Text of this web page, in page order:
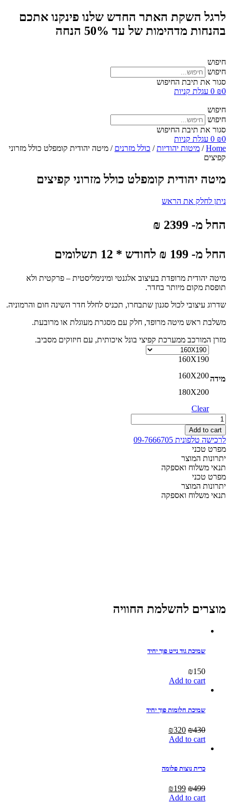
לרגל השקת האתר החדש שלנו פינקנו אתכם
בהנחות מדהימות של עד 50% הנחה
חיפוש
חיפוש
סגור את תיבת החיפוש
₪0
0 עגלת קניות
חיפוש
חיפוש
סגור את תיבת החיפוש
₪0
0 עגלת קניות
Home
/ מיטות יהודיות/ כולל מזרנים / מיטה יהודית קומפלט כולל מזרוני
קפיצים
מיטה יהודית קומפלט כולל מזרוני קפיצים
ניתן לחלק את הראש
החל מ- 2399 ₪
החל מ- 199 ₪ לחודש * 12 תשלומים
מיטה יהודית מרופדת בעיצוב אלגנטי ומינימליסטית – פרקטית ולא
תופסת מקום מיותר בחדר.
שדרוג עיצובי לכול סגנון שתבחרו, תכניס לחלל חדר השינה חום והרמוניה.
משלבת ראש מיטה מרופד, חלק עם מסגרת מעוגלת או מרובעת.
מזרן המורכב ממערכת קפיצי בונל איכותית, עם חיזוקים מסביב.
מידה
160X190
160X200
180X200
Clear
מיטה
יהודית
קומפלט
כולל
מזרוני
קפיצים
quantity
Add to cart
לרכישה טלפונית 09-7666705
מפרט טכני
יתרונות המוצר
תנאי משלוח ואספקה
מפרט טכני
יתרונות המוצר
תנאי משלוח ואספקה
מוצרים להשלמת החוויה
שמיכת גוד נייט פוך יחיד
₪150
Add to cart
שמיכת חלומות פוך יחיד
₪430
Original
price
₪320
Add to cart
כרית נוצות פלומה
₪499
Original
price
₪199
Add to cart